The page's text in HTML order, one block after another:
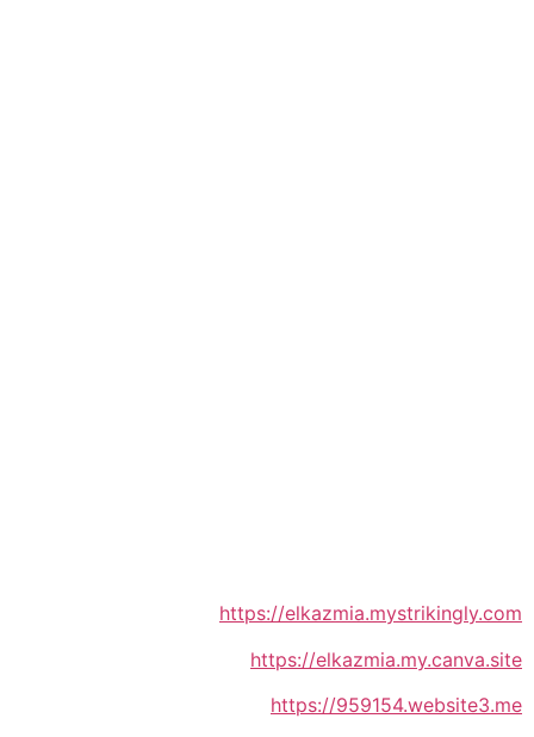
https://elkazmia.mystrikingly.com
https://elkazmia.my.canva.site
https://959154.website3.me